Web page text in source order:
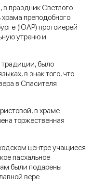
в праздник Светлого
храма преподобного
(ЮАР) протоиерей
утреню и
традиции, было
в знак того, что
в Спасителя
в храме
торжественная
центре учащиеся
пасхальное
были подарены
вере.